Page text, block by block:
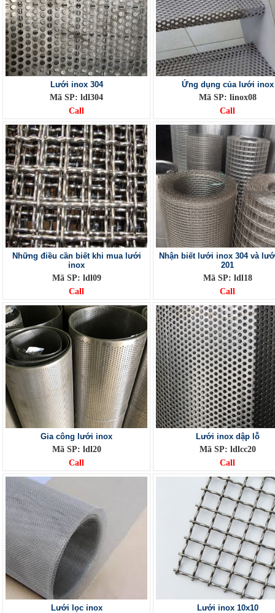
Lưới inox 304
Mã SP: ldl304
Call
Ứng dụng của lưới inox
Mã SP: linox08
Call
Những điều cần biết khi mua lưới
inox
Mã SP: ldl09
Call
Nhận biết lưới inox 304 và
201
Mã SP: ldl18
Call
Gia công lưới inox
Mã SP: ldl20
Call
Lưới inox dập lỗ
Mã SP: ldlcc20
Call
Lưới lọc inox
Lưới inox 10x10